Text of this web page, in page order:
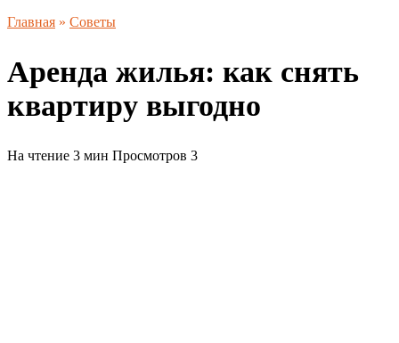
Главная » Советы
Аренда жилья: как снять
квартиру выгодно
На чтение 3 мин Просмотров 3